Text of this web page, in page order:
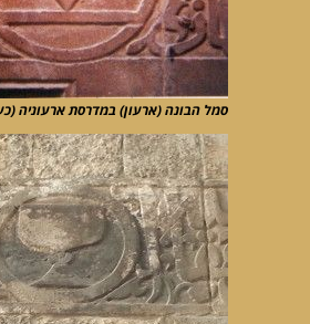
סמל הבונה (ארעון) במדרסת ארעוניה